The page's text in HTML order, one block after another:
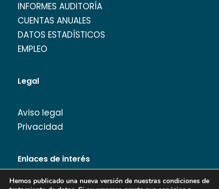
INFORMES AUDITORÍA
CUENTAS ANUALES
DATOS ESTADÍSTICOS
EMPLEO
Legal
Aviso legal
Privacidad
Enlaces de interés
Hemos publicado una nueva versión de nuestras condiciones de